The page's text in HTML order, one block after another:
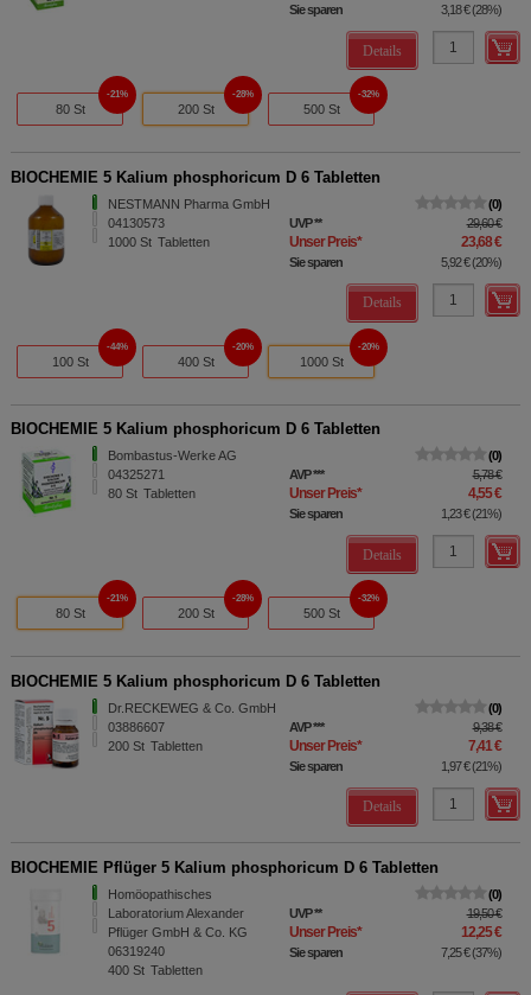
Sie sparen 3,18 €(28%)
Details
80 St
21%
200 St
28%
500 St
32%
BIOCHEMIE 5 Kalium phosphoricum D 6 Tabletten
NESTMANN Pharma GmbH
04130573
1000 St Tabletten
0
UVP** 29,60 €
Unser Preis* 23,68 €
Sie sparen 5,92 €(20%)
Details
100 St
44%
400 St
20%
1000 St
20%
BIOCHEMIE 5 Kalium phosphoricum D 6 Tabletten
Bombastus-Werke AG
04325271
80 St Tabletten
0
AVP*** 5,78 €
Unser Preis* 4,55 €
Sie sparen 1,23 €(21%)
Details
80 St
21%
200 St
28%
500 St
32%
BIOCHEMIE 5 Kalium phosphoricum D 6 Tabletten
Dr.RECKEWEG & Co. GmbH
03886607
200 St Tabletten
0
AVP*** 9,38 €
Unser Preis* 7,41 €
Sie sparen 1,97 €(21%)
Details
BIOCHEMIE Pflüger 5 Kalium phosphoricum D 6 Tabletten
Homöopathisches
Laboratorium Alexander
Pflüger GmbH & Co. KG
06319240
400 St Tabletten
0
UVP** 19,50 €
Unser Preis* 12,25 €
Sie sparen 7,25 €(37%)